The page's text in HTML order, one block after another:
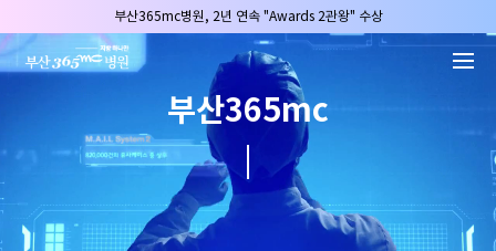
부산365mc병원, 2년 연속 "Awards 2관왕" 수상
2025 "부산365mc 보건복지부 장관상" 수상!
부산365mc병원, 8/15(토) 광복절 정상진료
부산365mc병원, 2년 연속 "Awards 2관왕" 수상
2025 "부산365mc 보건복지부 장관상" 수상!
부산365mc